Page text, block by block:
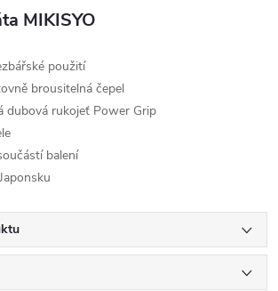
MIKISYO
použití
brousitelná čepel
dubová rukojeť Power Grip
balení